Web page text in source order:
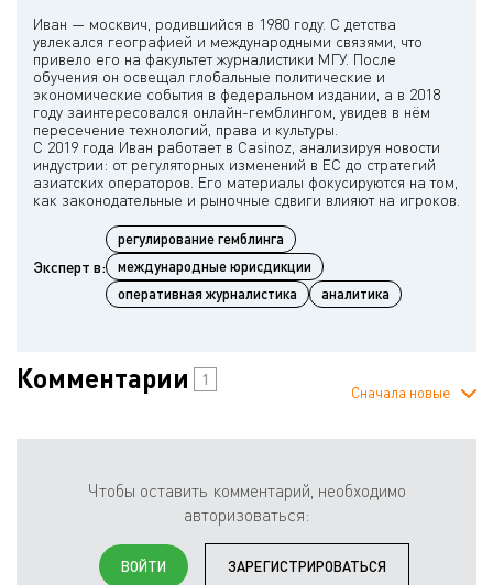
Иван — москвич, родившийся в 1980 году. С детства
увлекался географией и международными связями, что
привело его на факультет журналистики МГУ. После
обучения он освещал глобальные политические и
экономические события в федеральном издании, а в 2018
году заинтересовался онлайн-гемблингом, увидев в нём
пересечение технологий, права и культуры.
С 2019 года Иван работает в Casinoz, анализируя новости
индустрии: от регуляторных изменений в ЕС до стратегий
азиатских операторов. Его материалы фокусируются на том,
Эксперт в:
регулирование гемблинга
международные юрисдикции
оперативная журналистика
аналитика
Комментарии 1
Сначала новые
Чтобы оставить комментарий, необходимо
авторизоваться:
ВОЙТИ ЗАРЕГИСТРИРОВАТЬСЯ